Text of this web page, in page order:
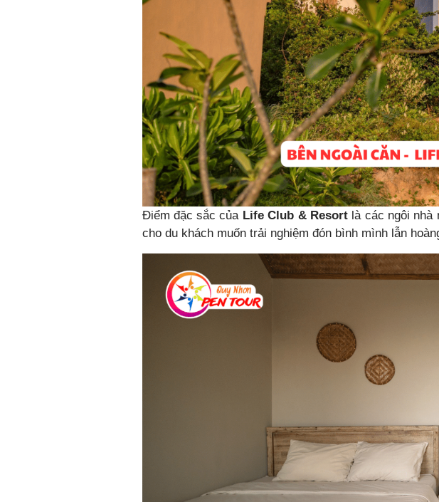
Điểm đặc sắc của Life Club & Resortlà các ngôi nhà
cho du khách muốn trải nghiệm đón bình mình lẫn